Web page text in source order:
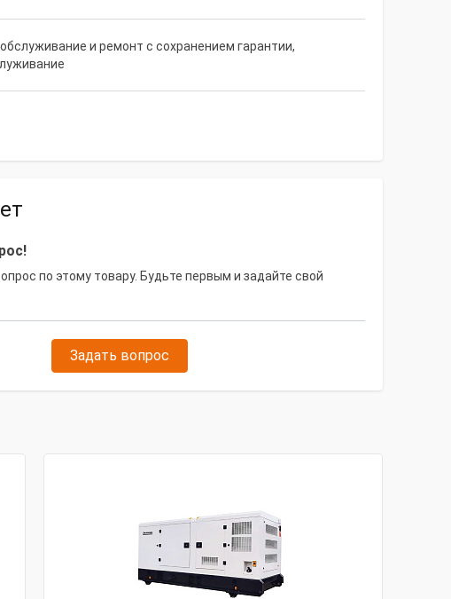
и ремонт с сохранением гарантии,
по этому товару. Будьте первым и задайте свой
Задать вопрос